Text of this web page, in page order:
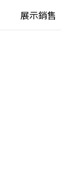
展示銷售